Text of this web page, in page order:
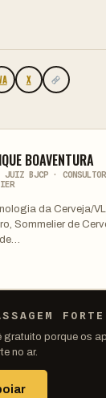
X
BOAVENTURA
JUIZ BJCP ·
da Cerveja/
Sommelier de
FORTE
gratuito porque os
no ar.